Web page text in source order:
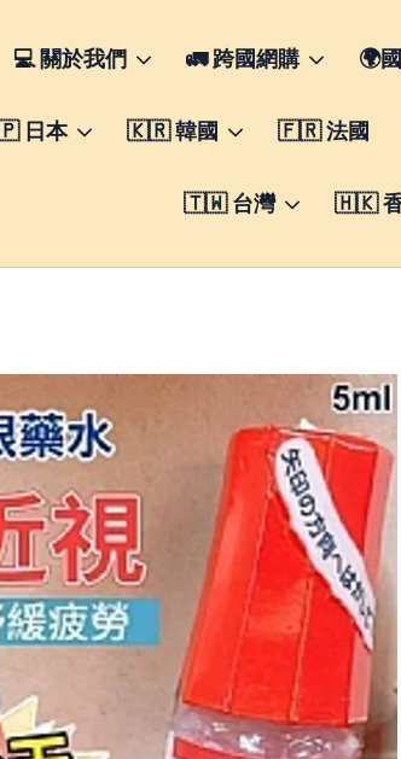
💻 關於我們 🚛 跨國網購 🌍
日本 🇰🇷 韓國 🇫🇷 法國
🇹🇼 台灣 🇭🇰